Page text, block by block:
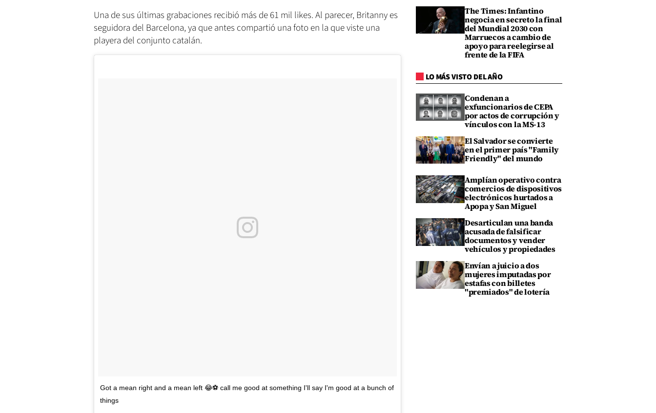
Una de sus últimas grabaciones recibió más de 61 mil likes. Al parecer, Britanny es
seguidora del Barcelona, ya que antes compartió una foto en la que viste una
playera del conjunto catalán.
Got a mean right and a mean left 😂⚽️ call me good at something I'll say I'm good at a bunch of
things
The Times: Infantino
negocia en secreto la final
del Mundial 2030 con
Marruecos a cambio de
apoyo para reelegirse al
frente de la FIFA
LO MÁS VISTO DEL AÑO
Condenan a
exfuncionarios de CEPA
por actos de corrupción y
vínculos con la MS-13
El Salvador se convierte
en el primer país "Family
Friendly" del mundo
Amplían operativo contra
comercios de dispositivos
electrónicos hurtados a
Apopa y San Miguel
Desarticulan una banda
acusada de falsificar
documentos y vender
vehículos y propiedades
Envían a juicio a dos
mujeres imputadas por
estafas con billetes
"premiados" de lotería